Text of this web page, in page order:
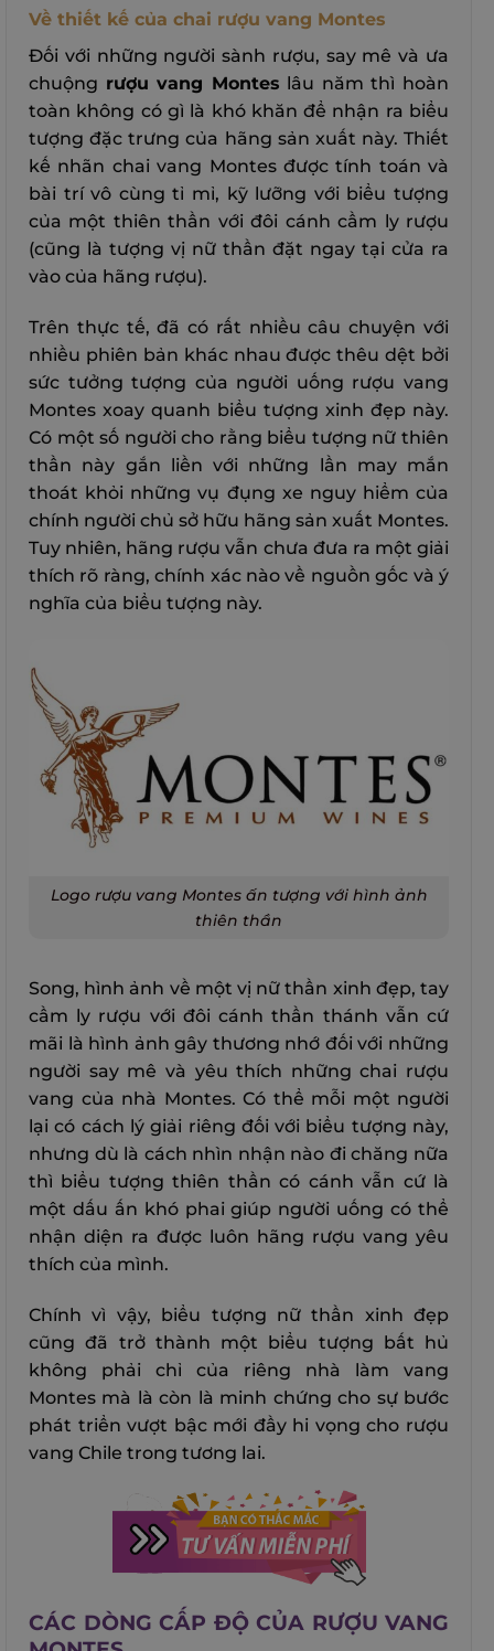
Về thiết kế của chai rượu vang Montes
Đối với những người sành rượu, say mê và ưa
chuộng rượu vang Montes lâu năm thì hoàn
toàn không có gì là khó khăn để nhận ra biểu
tượng đặc trưng của hãng sản xuất này. Thiết
kế nhãn chai vang Montes được tính toán và
bài trí vô cùng tỉ mỉ, kỹ lưỡng với biểu tượng
của một thiên thần với đôi cánh cầm ly rượu
(cũng là tượng vị nữ thần đặt ngay tại cửa ra
vào của hãng rượu).
Trên thực tế, đã có rất nhiều câu chuyện với
nhiều phiên bản khác nhau được thêu dệt bởi
sức tưởng tượng của người uống rượu vang
Montes xoay quanh biểu tượng xinh đẹp này.
Có một số người cho rằng biểu tượng nữ thiên
thần này gắn liền với những lần may mắn
thoát khỏi những vụ đụng xe nguy hiểm của
chính người chủ sở hữu hãng sản xuất Montes.
Tuy nhiên, hãng rượu vẫn chưa đưa ra một giải
thích rõ ràng, chính xác nào về nguồn gốc và ý
nghĩa của biểu tượng này.
Logo rượu vang Montes ấn tượng với hình ảnh
thiên thần
Song, hình ảnh về một vị nữ thần xinh đẹp, tay
cầm ly rượu với đôi cánh thần thánh vẫn cứ
mãi là hình ảnh gây thương nhớ đối với những
người say mê và yêu thích những chai rượu
vang của nhà Montes. Có thể mỗi một người
lại có cách lý giải riêng đối với biểu tượng này,
nhưng dù là cách nhìn nhận nào đi chăng nữa
thì biểu tượng thiên thần có cánh vẫn cứ là
một dấu ấn khó phai giúp người uống có thể
nhận diện ra được luôn hãng rượu vang yêu
thích của mình.
Chính vì vậy, biểu tượng nữ thần xinh đẹp
cũng đã trở thành một biểu tượng bất hủ
không phải chỉ của riêng nhà làm vang
Montes mà là còn là minh chứng cho sự bước
phát triển vượt bậc mới đầy hi vọng cho rượu
vang Chile trong tương lai.
CÁC DÒNG CẤP ĐỘ CỦA RƯỢU VANG